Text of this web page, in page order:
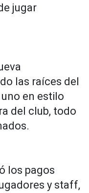
jugar
las raíces del
en estilo
del club, todo
los pagos
y staff,